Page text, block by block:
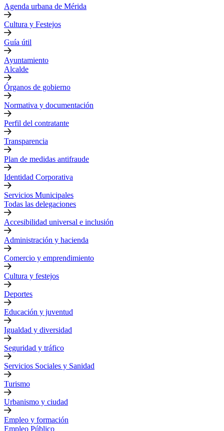
Agenda urbana de Mérida
Cultura y Festejos
Guía útil
Ayuntamiento
Alcalde
Órganos de gobierno
Normativa y documentación
Perfil del contratante
Transparencia
Plan de medidas antifraude
Identidad Corporativa
Servicios Municipales
Todas las delegaciones
Accesibilidad universal e inclusión
Administración y hacienda
Comercio y emprendimiento
Cultura y festejos
Deportes
Educación y juventud
Igualdad y diversidad
Seguridad y tráfico
Servicios Sociales y Sanidad
Turismo
Urbanismo y ciudad
Empleo y formación
Empleo Público